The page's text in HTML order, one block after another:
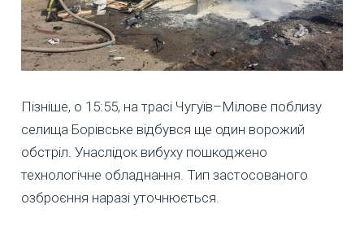
Пізніше, о 15:55, на трасі Чугуїв–Мілове поблизу
селища Борівське відбувся ще один ворожий
обстріл. Унаслідок вибуху пошкоджено
технологічне обладнання. Тип застосованого
озброєння наразі уточнюється.